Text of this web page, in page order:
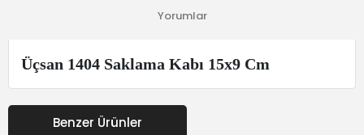
Yorumlar
Üçsan 1404 Saklama Kabı 15x9 Cm
Benzer Ürünler